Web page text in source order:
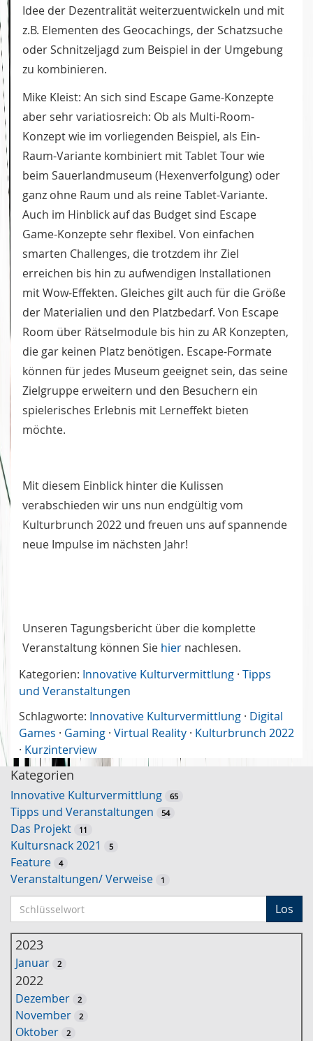
Idee der Dezentralität weiterzuentwickeln und mit
z.B. Elementen des Geocachings, der Schatzsuche
oder Schnitzeljagd zum Beispiel in der Umgebung
zu kombinieren.
Mike Kleist: An sich sind Escape Game-Konzepte
aber sehr variatiosreich: Ob als Multi-Room-
Konzept wie im vorliegenden Beispiel, als Ein-
Raum-Variante kombiniert mit Tablet Tour wie
beim Sauerlandmuseum (Hexenverfolgung) oder
ganz ohne Raum und als reine Tablet-Variante.
Auch im Hinblick auf das Budget sind Escape
Game-Konzepte sehr flexibel. Von einfachen
smarten Challenges, die trotzdem ihr Ziel
erreichen bis hin zu aufwendigen Installationen
mit Wow-Effekten. Gleiches gilt auch für die Größe
der Materialien und den Platzbedarf. Von Escape
Room über Rätselmodule bis hin zu AR Konzepten,
die gar keinen Platz benötigen. Escape-Formate
können für jedes Museum geeignet sein, das seine
Zielgruppe erweitern und den Besuchern ein
spielerisches Erlebnis mit Lerneffekt bieten
möchte.
Mit diesem Einblick hinter die Kulissen
verabschieden wir uns nun endgültig vom
Kulturbrunch 2022 und freuen uns auf spannende
neue Impulse im nächsten Jahr!
Unseren Tagungsbericht über die komplette
Veranstaltung können Sie hier nachlesen.
Kategorien: Innovative Kulturvermittlung · Tipps
und Veranstaltungen
Schlagworte: Innovative Kulturvermittlung · Digital
Games · Gaming · Virtual Reality · Kulturbrunch 2022
· Kurzinterview
Kategorien
Innovative Kulturvermittlung 65
Tipps und Veranstaltungen 54
Das Projekt 11
Kultursnack 2021 5
Feature 4
Veranstaltungen/ Verweise 1
c
h
ü
Los
2023
Januar 2
2022
Dezember 2
November 2
Oktober 2